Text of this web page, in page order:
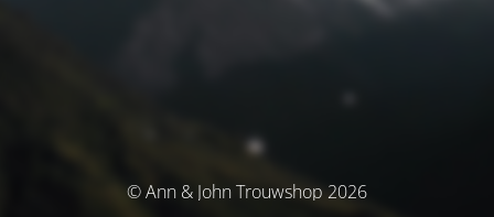
© Ann & John Trouwshop 2026